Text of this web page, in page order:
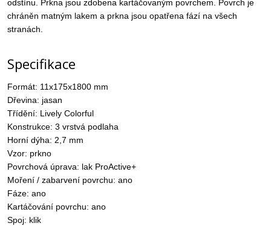
odstínu. Prkna jsou zdobena kartáčovaným povrchem. Povrch je
chráněn matným lakem a prkna jsou opatřena fází na všech
stranách.
Specifikace
Formát: 11x175x1800 mm
Dřevina: jasan
Třídění: Lively Colorful
Konstrukce: 3 vrstvá podlaha
Horní dýha: 2,7 mm
Vzor: prkno
Povrchová úprava: lak ProActive+
Moření / zabarvení povrchu: ano
Fáze: ano
Kartáčování povrchu: ano
Spoj: klik